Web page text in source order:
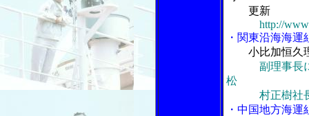
更新
http://
・関東沿海海
小比加恒久
副理事長
松
村正樹社長
・中国地方海